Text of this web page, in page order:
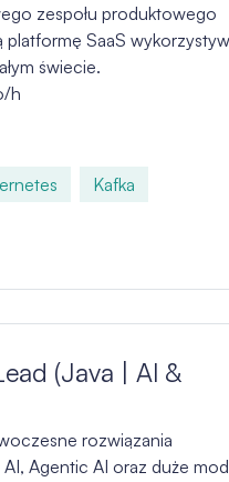
zespołu produktowego
SaaS
świecie.
h
Kafka
(Java | AI &
rozwiązania
Agentic AI oraz duże